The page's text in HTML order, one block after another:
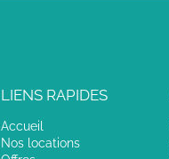
LIENS RAPIDES
Accueil
Nos locations